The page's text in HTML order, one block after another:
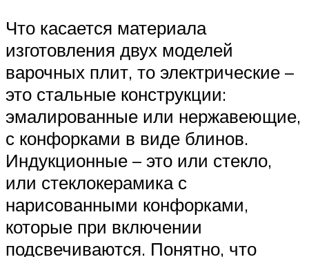
Что касается материала
изготовления двух моделей
варочных плит, то электрические –
это стальные конструкции:
эмалированные или нержавеющие,
с конфорками в виде блинов.
Индукционные – это или стекло,
или стеклокерамика с
нарисованными конфорками,
которые при включении
подсвечиваются. Понятно, что